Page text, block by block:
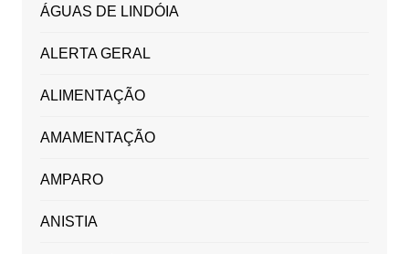
ÁGUAS DE LINDÓIA
ALERTA GERAL
ALIMENTAÇÃO
AMAMENTAÇÃO
AMPARO
ANISTIA